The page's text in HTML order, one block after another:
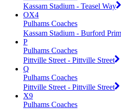
Kassam Stadium - Teasel Way
OX4
Pulhams Coaches
Kassam Stadium - Burford
P
Pulhams Coaches
Pittville Street - Pittville Street
Q
Pulhams Coaches
Pittville Street - Pittville Street
X9
Pulhams Coaches